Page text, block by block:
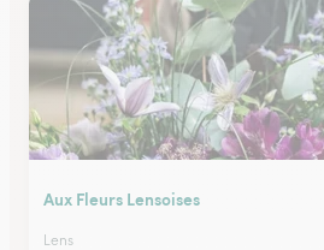
Aux Fleurs Lensoises
Lens